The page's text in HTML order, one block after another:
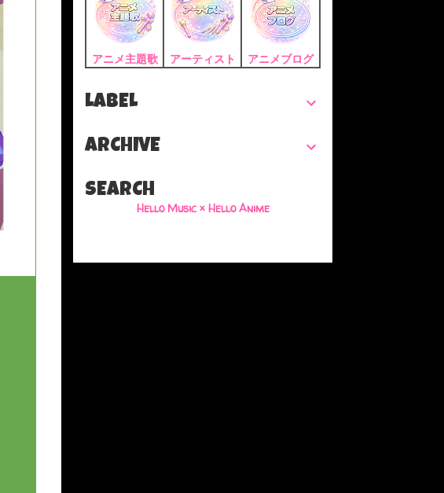
アニメ主題歌 アーティスト アニメブログ
LABEL
ARCHIVE
SEARCH
Hello Music × Hello Anime